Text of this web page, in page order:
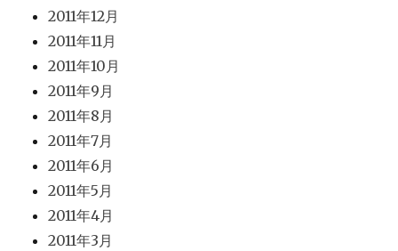
2011年12月
2011年11月
2011年10月
2011年9月
2011年8月
2011年7月
2011年6月
2011年5月
2011年4月
2011年3月